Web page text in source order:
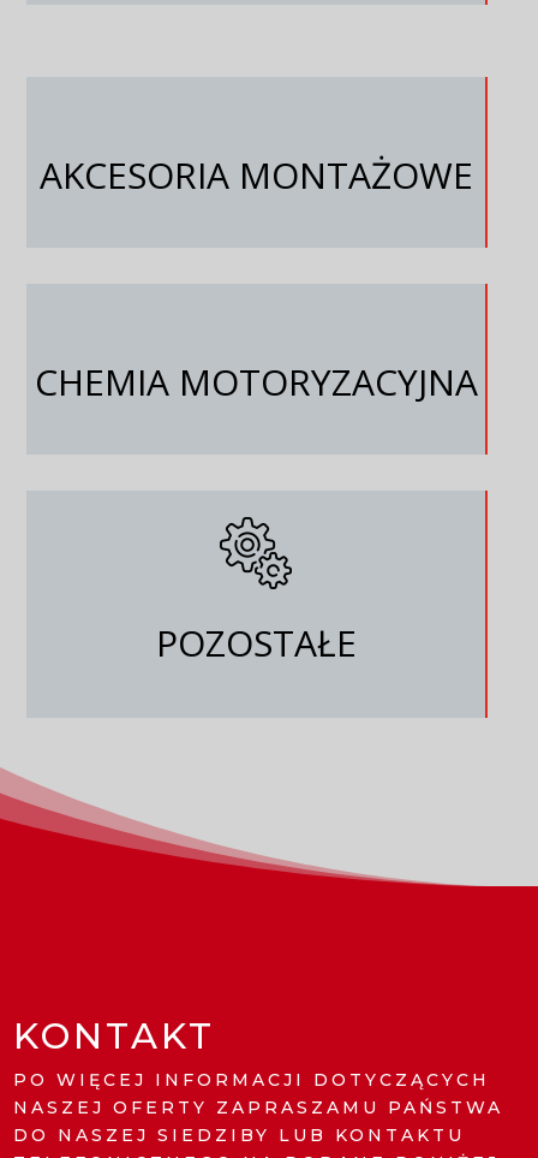
AKCESORIA MONTAŻOWE
CHEMIA MOTORYZACYJNA
POZOSTAŁE
KONTAKT
PO WIĘCEJ INFORMACJI DOTYCZĄCYCH
NASZEJ OFERTY ZAPRASZAMU PAŃSTWA
DO NASZEJ SIEDZIBY LUB KONTAKTU